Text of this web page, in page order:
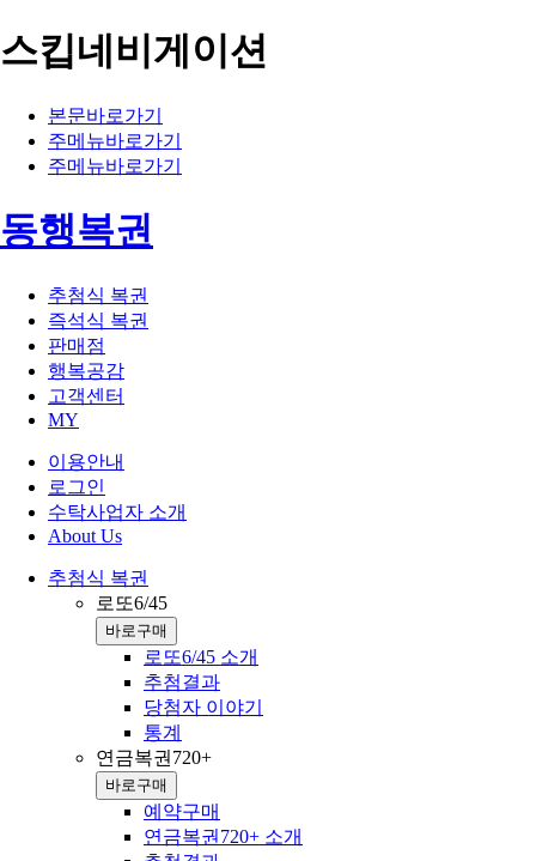
스킵네비게이션
본문바로가기
주메뉴바로가기
주메뉴바로가기
동행복권
추첨식 복권
즉석식 복권
판매점
행복공감
고객센터
MY
이용안내
로그인
수탁사업자 소개
About Us
추첨식 복권
로또6/45
바로구매
로또6/45 소개
추첨결과
당첨자 이야기
통계
연금복권720+
바로구매
예약구매
연금복권720+ 소개